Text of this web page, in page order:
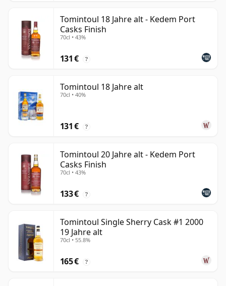
Tomintoul 18 Jahre alt - Kedem Port
Casks Finish
70cl • 43%
131 € ?
Tomintoul 18 Jahre alt
70cl • 40%
131 € ?
Tomintoul 20 Jahre alt - Kedem Port
Casks Finish
70cl • 43%
133 € ?
Tomintoul Single Sherry Cask #1 2000
19 Jahre alt
70cl • 55.8%
165 € ?